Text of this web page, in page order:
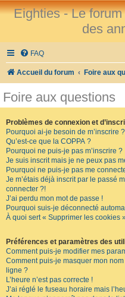
Eighties - Le
des
FAQ
Accueil du forum Foire aux
Foire aux questions
Problèmes de connexion et
Pourquoi ai-je besoin de m’inscrire ?
Qu’est-ce que la COPPA ?
Pourquoi ne puis-je pas m’inscrire ?
Je suis inscrit mais je ne peux pas
Pourquoi ne puis-je pas me
Je m’étais déjà inscrit par le passé
connecter ?!
J’ai perdu mon mot de passe !
Pourquoi suis-je déconnecté
À quoi sert « Supprimer les cookies
Préférences et paramètres des
Comment puis-je modifier mes
Comment puis-je masquer mon
ligne ?
L’heure n’est pas correcte !
J’ai réglé le fuseau horaire mais